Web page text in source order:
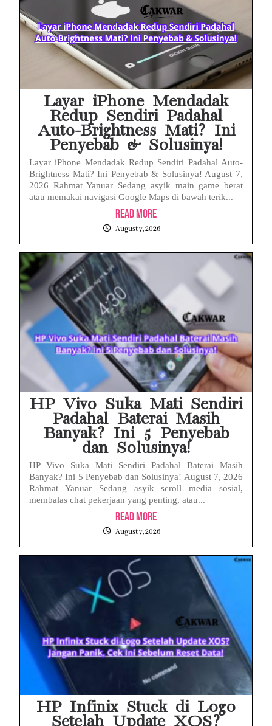
Babak Baru Kasus Febrie Adriansyah, Rencana Praperadilan Penyitaan Emas dan Uang Tunai Jadi Sorotan
Baterai Apple Watch Cepat Boros? Ini Penyebab dan Cara Mengatasinya
HP Huawei Cepat Panas? Ini Penyebab Utama dan Cara Mengatasinya
Layar iPhone Mendadak
Redup Sendiri Padahal
Auto-Brightness Mati? Ini
Penyebab & Solusinya!
Layar iPhone Mendadak Redup Sendiri Padahal Auto-
Brightness Mati? Ini Penyebab & Solusinya! August 7,
2026 Rahmat Yanuar Sedang asyik main game berat
atau memakai navigasi Google Maps di bawah terik...
Read More
August 7, 2026
HP Vivo Suka Mati Sendiri
Padahal Baterai Masih
Banyak? Ini 5 Penyebab
dan Solusinya!
HP Vivo Suka Mati Sendiri Padahal Baterai Masih
Banyak? Ini 5 Penyebab dan Solusinya! August 7, 2026
Rahmat Yanuar Sedang asyik scroll media sosial,
membalas chat pekerjaan yang penting, atau...
Read More
August 7, 2026
HP Infinix Stuck di Logo
Setelah Update XOS?